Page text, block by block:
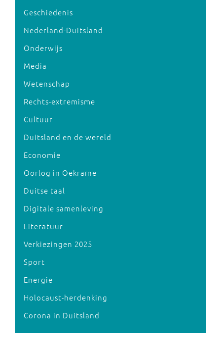
Geschiedenis
Nederland-Duitsland
Onderwijs
Media
Wetenschap
Rechts-extremisme
Cultuur
Duitsland en de wereld
Economie
Oorlog in Oekraïne
Duitse taal
Digitale samenleving
Literatuur
Verkiezingen 2025
Sport
Energie
Holocaust-herdenking
Corona in Duitsland